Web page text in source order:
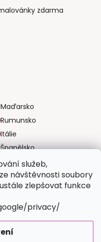
služeb,
návštěvnosti soubory
zlepšovat funkce
privacy/
Maďarsko
Rumunsko
Itálie
Španělsko
Rakousko
zdarma